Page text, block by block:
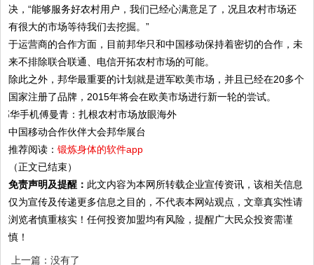
决，“能够服务好农村用户，我们已经心满意足了，况且农村市场还
有很大的市场等待我们去挖掘。”
于运营商的合作方面，目前邦华只和中国移动保持着密切的合作，未
来不排除联合联通、电信开拓农村市场的可能。
除此之外，邦华最重要的计划就是进军欧美市场，并且已经在20多个
国家注册了品牌，2015年将会在欧美市场进行新一轮的尝试。
中国移动合作伙伴大会邦华展台
推荐阅读：锻炼身体的软件app
（正文已结束）
免责声明及提醒： 此文内容为本网所转载企业宣传资讯，该相关信息
仅为宣传及传递更多信息之目的，不代表本网站观点，文章真实性请
浏览者慎重核实！任何投资加盟均有风险，提醒广大民众投资需谨
慎！
上一篇：没有了